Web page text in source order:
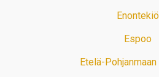
Enontekiö
Espoo
Etelä-